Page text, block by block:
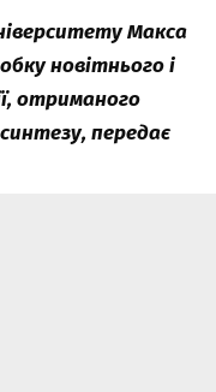
Макса
новітнього і
отриманого
передає